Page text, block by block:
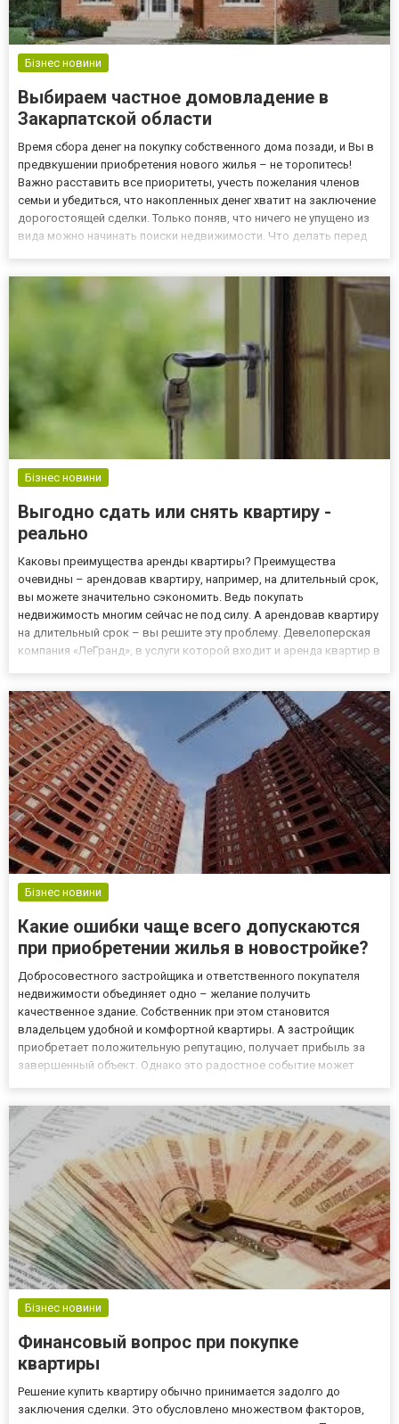
Бізнес новини
Выбираем частное домовладение в
Закарпатской области
Время сбора денег на покупку собственного дома позади, и Вы в
предвкушении приобретения нового жилья – не торопитесь!
Важно расставить все приоритеты, учесть пожелания членов
семьи и убедиться, что накопленных денег хватит на заключение
дорогостоящей сделки. Только поняв, что ничего не упущено из
вида можно начинать поиски недвижимости. Что делать перед
Бізнес новини
Выгодно сдать или снять квартиру -
реально
Каковы преимущества аренды квартиры? Преимущества
очевидны – арендовав квартиру, например, на длительный срок,
вы можете значительно сэкономить. Ведь покупать
недвижимость многим сейчас не под силу. А арендовав квартиру
на длительный срок – вы решите эту проблему. Девелоперская
компания «ЛеГранд», в услуги которой входит и аренда квартир в
участия и ус...
Бізнес новини
Какие ошибки чаще всего допускаются
при приобретении жилья в новостройке?
Добросовестного застройщика и ответственного покупателя
недвижимости объединяет одно – желание получить
качественное здание. Собственник при этом становится
владельцем удобной и комфортной квартиры. А застройщик
приобретает положительную репутацию, получает прибыль за
завершенный объект. Однако это радостное событие может
допускают чаще всего, и в...
Бізнес новини
Финансовый вопрос при покупке
квартиры
Решение купить квартиру обычно принимается задолго до
заключения сделки. Это обусловлено множеством факторов,